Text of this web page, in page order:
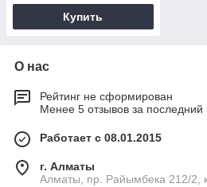
Купить
О нас
Рейтинг не сформирован
Менее 5 отзывов за последний
Работает с 08.01.2015
г. Алматы
Алматы, пр. Райымбека 212/2,